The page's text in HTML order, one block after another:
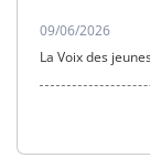
09/06/2026
La Voix des